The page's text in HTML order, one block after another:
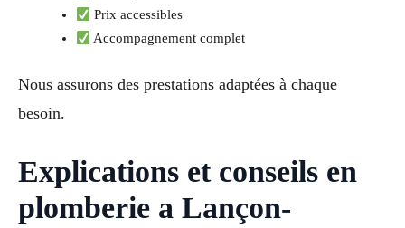
Prix accessibles
Accompagnement complet
Nous assurons des prestations adaptées à chaque
besoin.
Explications et conseils en
plomberie a Lançon-